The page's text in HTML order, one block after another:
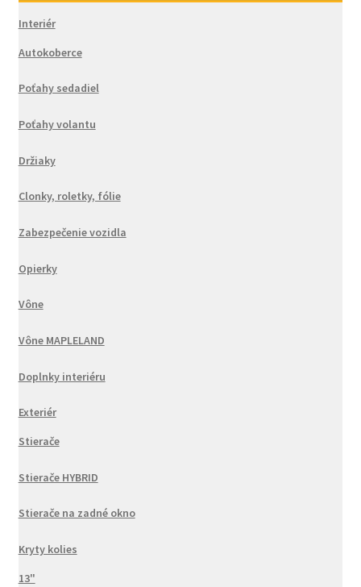
Interiér
Autokoberce
Poťahy sedadiel
Poťahy volantu
Držiaky
Clonky, roletky, fólie
Zabezpečenie vozidla
Opierky
Vône
Vône MAPLELAND
Doplnky interiéru
Exteriér
Stierače
Stierače HYBRID
Stierače na zadné okno
Kryty kolies
13"